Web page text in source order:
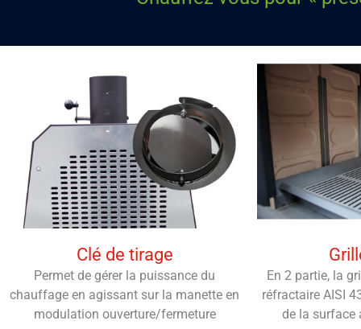
Clé de tirage
Permet de gérer la puissance du
chauffage en agissant sur la manette en
modulation ouverture/fermeture
En 2 partie, la
réfractaire AISI
de la surface